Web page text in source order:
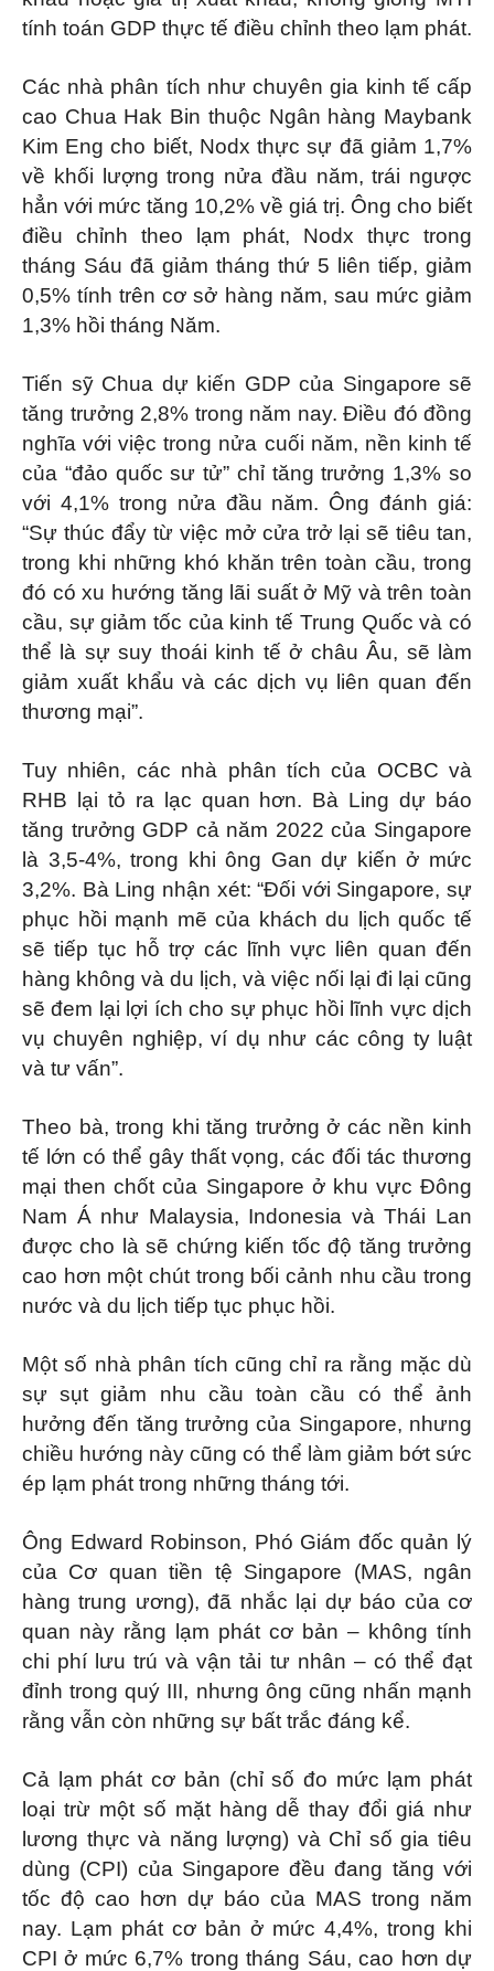
tính toán GDP thực tế điều chỉnh theo lạm phát.
Các nhà phân tích như chuyên gia kinh tế cấp
cao Chua Hak Bin thuộc Ngân hàng Maybank
Kim Eng cho biết, Nodx thực sự đã giảm 1,7%
về khối lượng trong nửa đầu năm, trái ngược
hẳn với mức tăng 10,2% về giá trị. Ông cho biết
điều chỉnh theo lạm phát, Nodx thực trong
tháng Sáu đã giảm tháng thứ 5 liên tiếp, giảm
0,5% tính trên cơ sở hàng năm, sau mức giảm
1,3% hồi tháng Năm.
Tiến sỹ Chua dự kiến GDP của Singapore sẽ
tăng trưởng 2,8% trong năm nay. Điều đó đồng
nghĩa với việc trong nửa cuối năm, nền kinh tế
của “đảo quốc sư tử” chỉ tăng trưởng 1,3% so
với 4,1% trong nửa đầu năm. Ông đánh giá:
“Sự thúc đẩy từ việc mở cửa trở lại sẽ tiêu tan,
trong khi những khó khăn trên toàn cầu, trong
đó có xu hướng tăng lãi suất ở Mỹ và trên toàn
cầu, sự giảm tốc của kinh tế Trung Quốc và có
thể là sự suy thoái kinh tế ở châu Âu, sẽ làm
giảm xuất khẩu và các dịch vụ liên quan đến
thương mại”.
Tuy nhiên, các nhà phân tích của OCBC và
RHB lại tỏ ra lạc quan hơn. Bà Ling dự báo
tăng trưởng GDP cả năm 2022 của Singapore
là 3,5-4%, trong khi ông Gan dự kiến ở mức
3,2%. Bà Ling nhận xét: “Đối với Singapore, sự
phục hồi mạnh mẽ của khách du lịch quốc tế
sẽ tiếp tục hỗ trợ các lĩnh vực liên quan đến
hàng không và du lịch, và việc nối lại đi lại cũng
sẽ đem lại lợi ích cho sự phục hồi lĩnh vực dịch
vụ chuyên nghiệp, ví dụ như các công ty luật
và tư vấn”.
Theo bà, trong khi tăng trưởng ở các nền kinh
tế lớn có thể gây thất vọng, các đối tác thương
mại then chốt của Singapore ở khu vực Đông
Nam Á như Malaysia, Indonesia và Thái Lan
được cho là sẽ chứng kiến tốc độ tăng trưởng
cao hơn một chút trong bối cảnh nhu cầu trong
nước và du lịch tiếp tục phục hồi.
Một số nhà phân tích cũng chỉ ra rằng mặc dù
sự sụt giảm nhu cầu toàn cầu có thể ảnh
hưởng đến tăng trưởng của Singapore, nhưng
chiều hướng này cũng có thể làm giảm bớt sức
ép lạm phát trong những tháng tới.
Ông Edward Robinson, Phó Giám đốc quản lý
của Cơ quan tiền tệ Singapore (MAS, ngân
hàng trung ương), đã nhắc lại dự báo của cơ
quan này rằng lạm phát cơ bản – không tính
chi phí lưu trú và vận tải tư nhân – có thể đạt
đỉnh trong quý III, nhưng ông cũng nhấn mạnh
rằng vẫn còn những sự bất trắc đáng kể.
Cả lạm phát cơ bản (chỉ số đo mức lạm phát
loại trừ một số mặt hàng dễ thay đổi giá như
lương thực và năng lượng) và Chỉ số gia tiêu
dùng (CPI) của Singapore đều đang tăng với
tốc độ cao hơn dự báo của MAS trong năm
nay. Lạm phát cơ bản ở mức 4,4%, trong khi
CPI ở mức 6,7% trong tháng Sáu, cao hơn dự